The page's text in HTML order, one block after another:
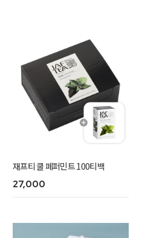
재프티 쿨 페퍼민트 100티백
27,000